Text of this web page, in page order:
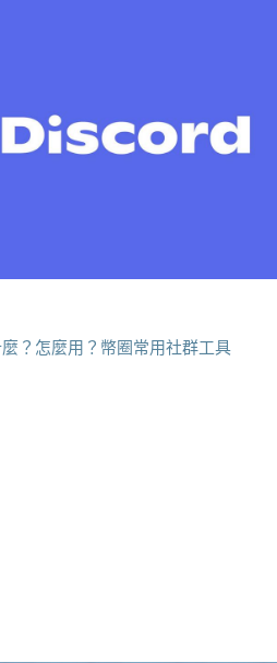
？怎麼用？幣圈常用社群工具